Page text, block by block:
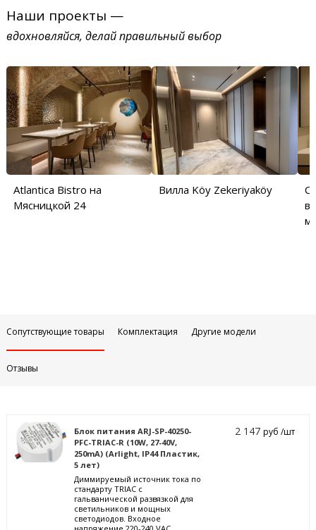
Наши проекты —
вдохновляйся, делай правильный выбор
Atlantica Bistro на
Мясницкой 24
Вилла Köy Zekeriyaköy
Сопутствующие товары Комплектация Другие модели
Отзывы
Блок питания ARJ-SP-40250-
PFC-TRIAC-R (10W, 27-40V,
250mA) (Arlight, IP44 Пластик,
5 лет)
Диммируемый источник тока по
стандарту TRIAC с
гальванической развязкой для
светильников и мощных
светодиодов. Входное
2 147руб /шт